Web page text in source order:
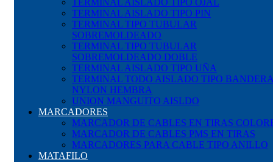
TERMINAL AISLADO TIPO OJAL
TERMINAL AISLADO TIPO PIN
TERMINAL TIPO TUBULAR
SOBREMOLDEADO
TERMINAL TIPO TUBULAR
SOBREMOLDEADO DOBLE
TERMINAL AISLADO TIPO UÑA
TERMINAL TODO AISLADO TIPO
NYLON HEMBRA
UNION MANGUITO AISLDO
MARCADORES
MARCADOR DE CABLES EN TIRAS
MARCADOR DE CABLES PMS EN TIRAS
MARCADORES PARA CABLE TIPO ANILLO
MATAFILO